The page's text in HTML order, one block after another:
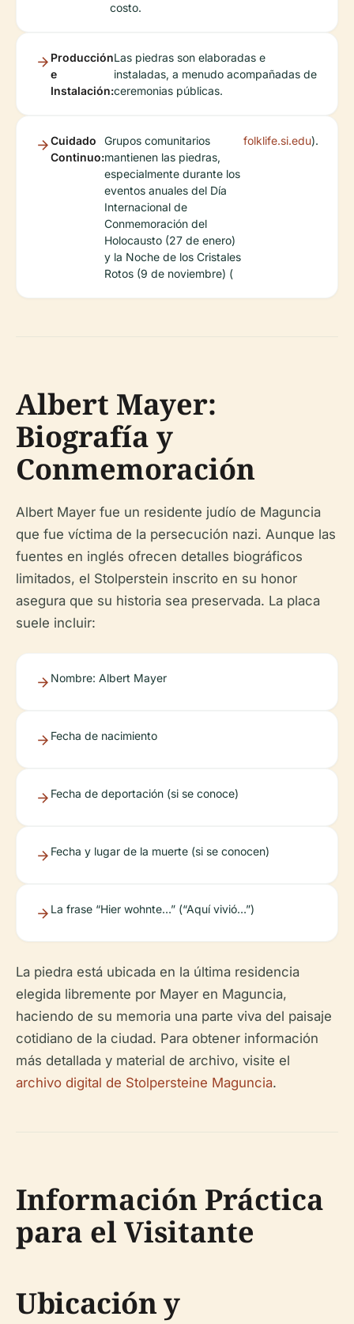
costo.
Producción
e
Instalación:
Las piedras son elaboradas e
instaladas, a menudo acompañadas de
ceremonias públicas.
Cuidado
Continuo:
Grupos comunitarios
mantienen las piedras,
especialmente durante los
eventos anuales del Día
Internacional de
Conmemoración del
Holocausto (27 de enero)
y la Noche de los Cristales
Rotos (9 de noviembre) (
folklife.si.edu).
Albert Mayer:
Biografía y
Conmemoración
Albert Mayer fue un residente judío de Maguncia
que fue víctima de la persecución nazi. Aunque las
fuentes en inglés ofrecen detalles biográficos
limitados, el Stolperstein inscrito en su honor
asegura que su historia sea preservada. La placa
suele incluir:
Nombre: Albert Mayer
Fecha de nacimiento
Fecha de deportación (si se conoce)
Fecha y lugar de la muerte (si se conocen)
La frase “Hier wohnte…” (“Aquí vivió…”)
La piedra está ubicada en la última residencia
elegida libremente por Mayer en Maguncia,
haciendo de su memoria una parte viva del paisaje
cotidiano de la ciudad. Para obtener información
más detallada y material de archivo, visite el
archivo digital de Stolpersteine Maguncia.
Información Práctica
para el Visitante
Ubicación y